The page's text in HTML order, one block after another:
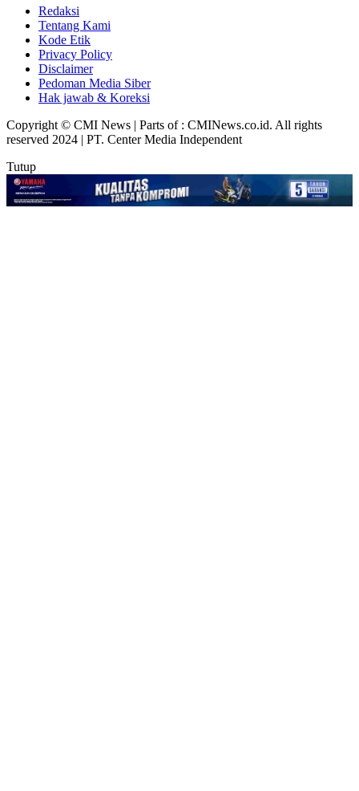
Redaksi
Tentang Kami
Kode Etik
Privacy Policy
Disclaimer
Pedoman Media Siber
Hak jawab & Koreksi
Copyright © CMI News | Parts of : CMINews.co.id. All rights
reserved 2024 | PT. Center Media Independent
Tutup